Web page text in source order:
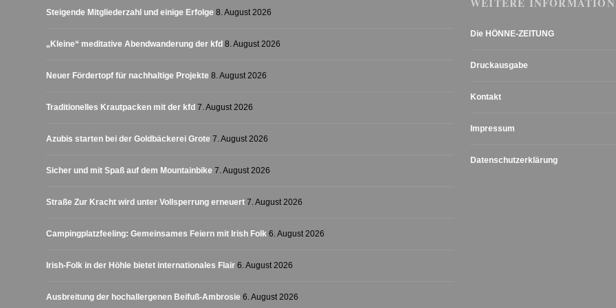
Steigende Mitgliederzahl und einige Erfolge 8. August 2026
„Kleine“ meditative Abendwanderung der kfd 8. August 2026
Neuer Fördertopf für nachhaltige Projekte 8. August 2026
Traditionelles Krautpacken mit der kfd 7. August 2026
Azubis starten bei der Goldbäckerei Grote 7. August 2026
Sicher und mit Spaß auf dem Mountainbike 7. August 2026
Straße Zur Kracht wird unter Vollsperrung erneuert 7. August 2026
Campingplatzfeeling: Gemeinsames Feiern mit Irish Folk 6. August 2026
Irish-Folk in der Höhle bietet internationales Flair 6. August 2026
Ausbreitung der hochallergenen Beifuß-Ambrosie 6. August 2026
Die HÖNNE-ZEITUNG
Druckausgabe
Kontakt
Impressum
Datenschutzerklärung